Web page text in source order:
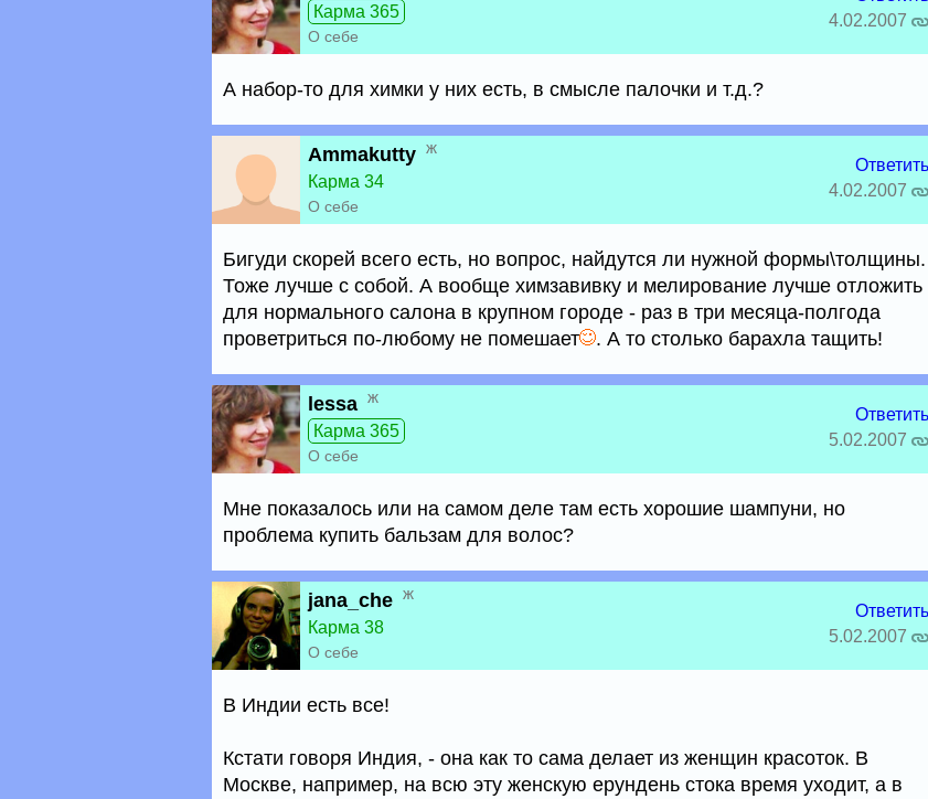
Карма 365
О себе
4.02.2007
А набор-то для химки у них есть, в смысле палочки и т.д.?
Ammakutty ж
Карма 34
О себе
Ответить
4.02.2007
Бигуди скорей всего есть, но вопрос, найдутся ли нужной формы\толщины.
Тоже лучше с собой. А вообще химзавивку и мелирование лучше отложить
для нормального салона в крупном городе - раз в три месяца-полгода
проветриться по-любому не помешает
. А то столько барахла тащить!
lessa ж
Карма 365
О себе
Ответить
5.02.2007
Мне показалось или на самом деле там есть хорошие шампуни, но
проблема купить бальзам для волос?
jana_che ж
Карма 38
О себе
Ответить
5.02.2007
В Индии есть все!
Кстати говоря Индия, - она как то сама делает из женщин красоток. В
Москве, например, на всю эту женскую ерундень стока время уходит, а в